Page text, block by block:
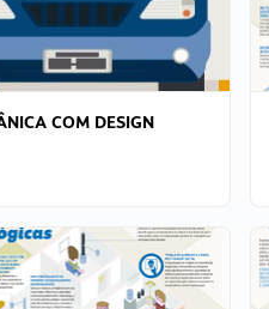
COM DESIGN